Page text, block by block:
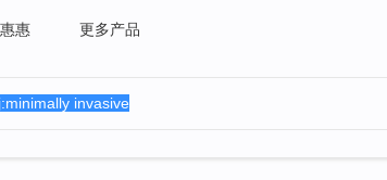
惠惠 更多产品